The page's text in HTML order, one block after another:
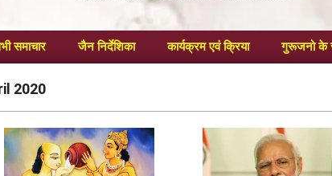
समाचार जैन निर्देशिका कार्यक्रम एवं क्रिया गुरूजनो के
2020